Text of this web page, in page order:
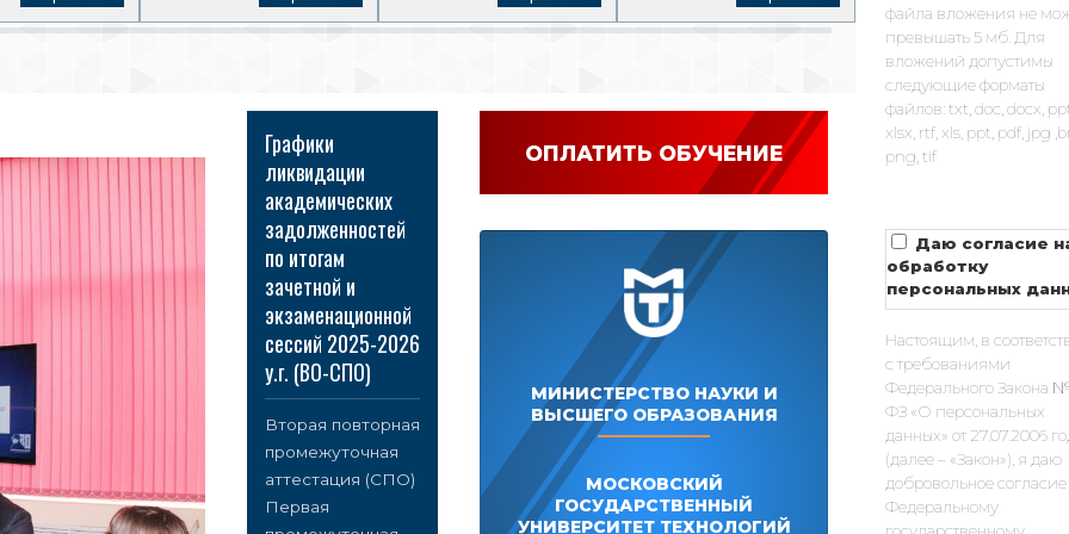
ОПЛАТИТЬ ОБУЧЕНИЕ
МИНИСТЕРСТВО НАУКИ И
ВЫСШЕГО ОБРАЗОВАНИЯ
МОСКОВСКИЙ
ГОСУДАРСТВЕННЫЙ
УНИВЕРСИТЕТ ТЕХНОЛОГИЙ
Графики
ликвидации
академических
задолженностей
по итогам
зачетной и
экзаменационной
сессий 2025-2026
у.г. (ВО-СПО)
Вторая повторная
промежуточная
аттестация (СПО)
Первая
файла вложения не
превышать 5 мб. Для
вложений допустимы
следующие форматы
файлов: txt, doc, docx,
xlsx, rtf, xls, ppt, pdf, jpg
png, tif
Даю согласие
обработку
персональных
Настоящим, в
с требованиями
Федерального Закона
ФЗ «О персональных
данных» от 27.07.2006
(далее – «Закон»), я даю
добровольное согласие
Федеральному
государственному